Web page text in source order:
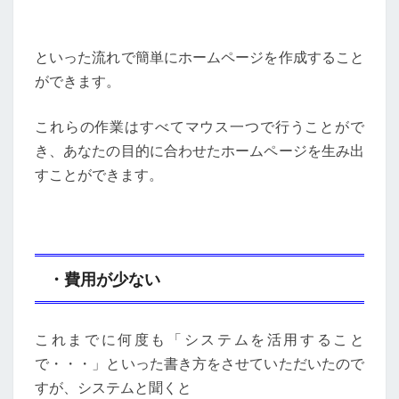
といった流れで簡単にホームページを作成すること
ができます。
これらの作業はすべてマウス一つで行うことがで
き、あなたの目的に合わせたホームページを生み出
すことができます。
・費用が少ない
これまでに何度も「システムを活用すること
で・・・」といった書き方をさせていただいたので
すが、システムと聞くと